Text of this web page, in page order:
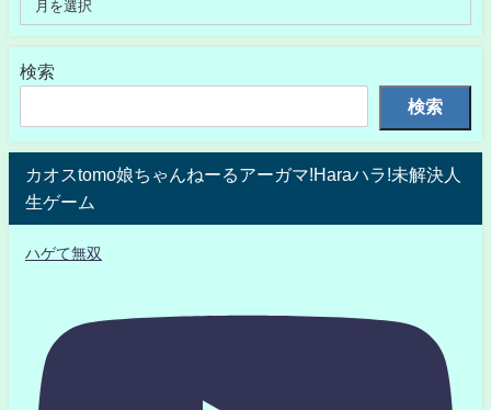
検索
検索
カオスtomo娘ちゃんねーるアーガマ!Haraハラ!未解決人
生ゲーム
ハゲて無双